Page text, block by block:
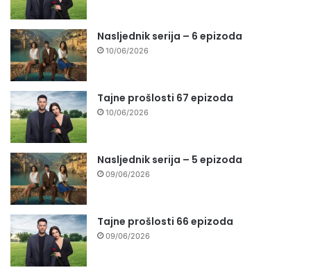
Nasljednik serija – 6 epizoda
10/06/2026
Tajne prošlosti 67 epizoda
10/06/2026
Nasljednik serija – 5 epizoda
09/06/2026
Tajne prošlosti 66 epizoda
09/06/2026